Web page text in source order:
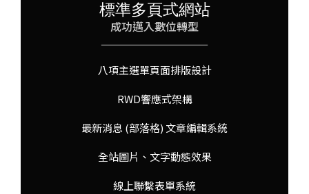
標準多頁式網站
成功邁入數位轉型
八項主選單頁面排版設計
RWD響應式架構
最新消息 (部落格) 文章編輯系統
全站圖片、文字動態效果
線上聯繫表單系統